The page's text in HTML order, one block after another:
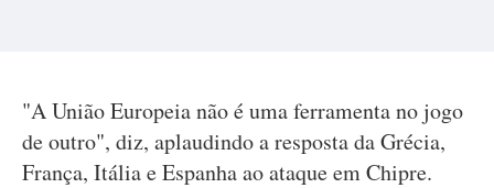
"A União Europeia não é uma ferramenta no jogo
de outro", diz, aplaudindo a resposta da Grécia,
França, Itália e Espanha ao ataque em Chipre.